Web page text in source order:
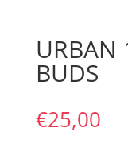
URBAN
BUDS
€25,00